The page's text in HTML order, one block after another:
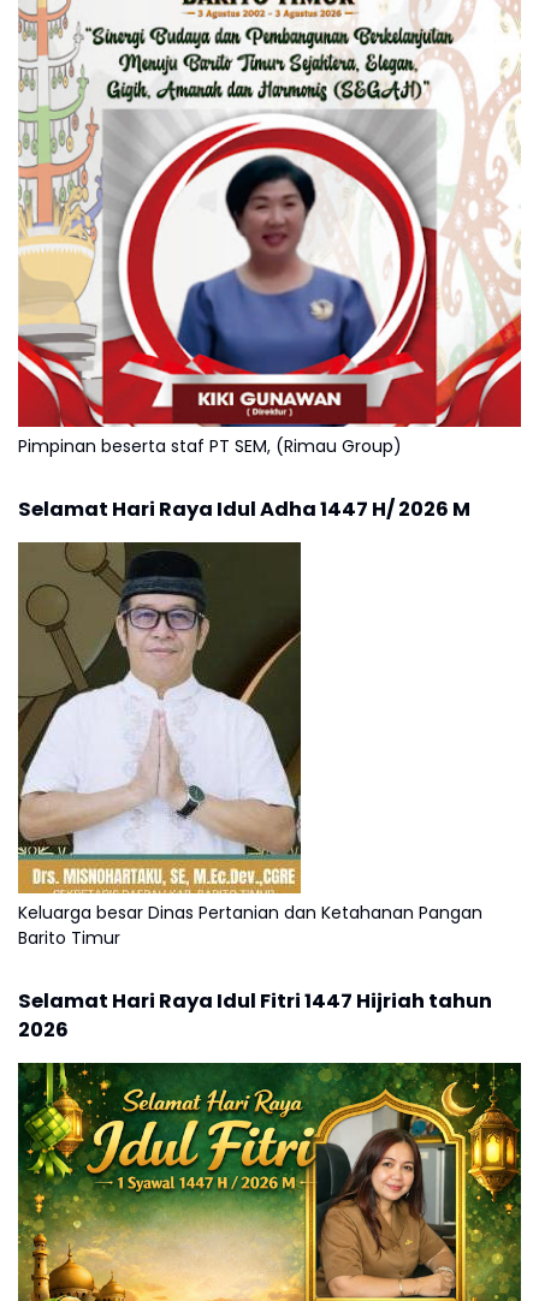
Pimpinan beserta staf PT SEM, (Rimau Group)
Selamat Hari Raya Idul Adha 1447 H/ 2026 M
Keluarga besar Dinas Pertanian dan Ketahanan Pangan
Barito Timur
Selamat Hari Raya Idul Fitri 1447 Hijriah tahun
2026